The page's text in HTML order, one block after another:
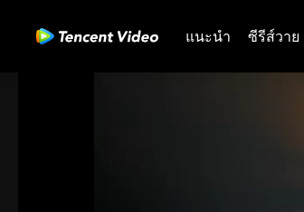
แนะนำ ซีรีส์วาย